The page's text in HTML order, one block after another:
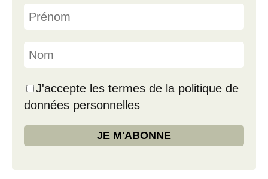
J'accepte les termes de la politique de
données personnelles